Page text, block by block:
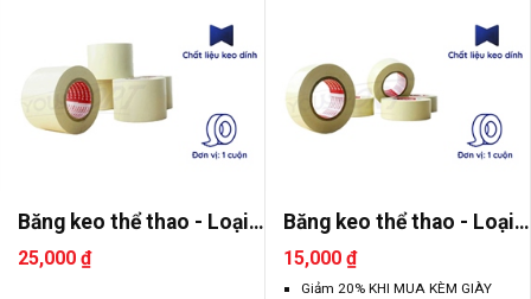
Băng keo thể thao - Loại
lớn
25,000 ₫
Băng keo thể thao - Loại
nhỏ
15,000 ₫
Giảm 20% KHI MUA KÈM GIÀY